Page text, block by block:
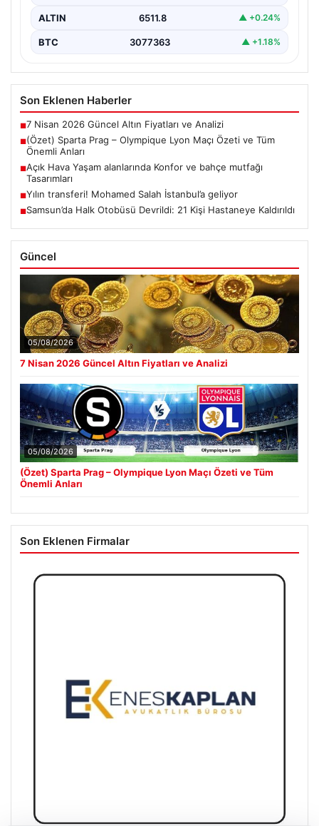
ALTIN 6511.8 ▲ +0.24%
BTC 3077363 ▲ +1.18%
Son Eklenen Haberler
■7 Nisan 2026 Güncel Altın Fiyatları ve Analizi
■(Özet) Sparta Prag – Olympique Lyon Maçı Özeti ve Tüm
Önemli Anları
■Açık Hava Yaşam alanlarında Konfor ve bahçe mutfağı
Tasarımları
■Yılın transferi! Mohamed Salah İstanbul’a geliyor
■Samsun’da Halk Otobüsü Devrildi: 21 Kişi Hastaneye Kaldırıldı
Güncel
05/08/2026
7 Nisan 2026 Güncel Altın Fiyatları ve Analizi
05/08/2026
(Özet) Sparta Prag – Olympique Lyon Maçı Özeti ve Tüm
Önemli Anları
Son Eklenen Firmalar